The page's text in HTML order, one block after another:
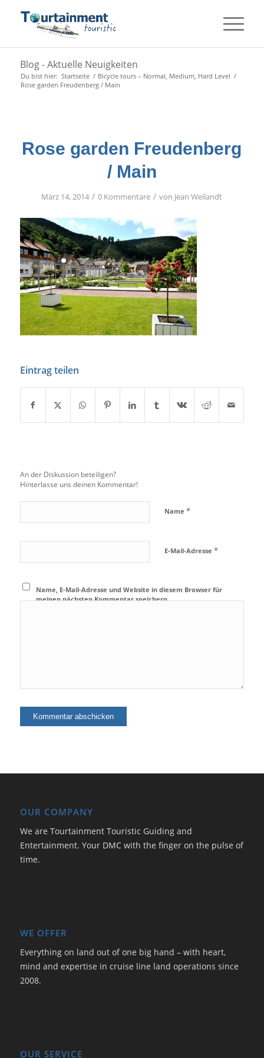
Blog - Aktuelle Neuigkeiten
Du bist hier: Startseite / Bicycle tours – Normal, Medium, Hard Level /
Rose garden Freudenberg / Main
Rose garden Freudenberg
/ Main
März 14, 2014 / 0 Kommentare / von Jean Weilandt
Eintrag teilen
An der Diskussion beteiligen?
Hinterlasse uns deinen Kommentar!
Name *
E-Mail-Adresse *
Name, E-Mail-Adresse und Website in diesem Browser für
meinen nächsten Kommentar speichern.
OUR COMPANY
We are Tourtainment Touristic Guiding and
Entertainment. Your DMC with the finger on the pulse of
time.
WE OFFER
Everything on land out of one big hand – with heart,
mind and expertise in cruise line land operations since
2008.
OUR SERVICE